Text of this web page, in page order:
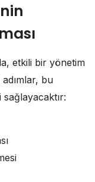
etkili bir yönetim
bu